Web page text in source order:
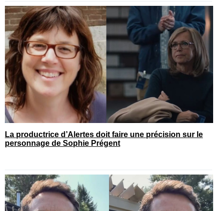
La productrice d’Alertes doit faire une précision sur le
personnage de Sophie Prégent